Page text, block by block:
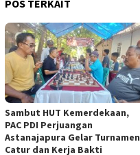
POS TERKAIT
Sambut HUT Kemerdekaan,
PAC PDI Perjuangan
Astanajapura Gelar Turnamen
Catur dan Kerja Bakti